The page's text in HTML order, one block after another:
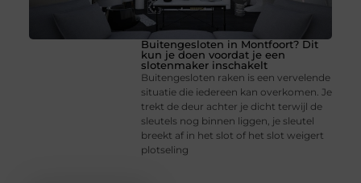
Buitengesloten in Montfoort? Dit
kun je doen voordat je een
slotenmaker inschakelt
Buitengesloten raken is een vervelende
situatie die iedereen kan overkomen. Je
trekt de deur achter je dicht terwijl de
sleutels nog binnen liggen, je sleutel
breekt af in het slot of het slot weigert
plotseling